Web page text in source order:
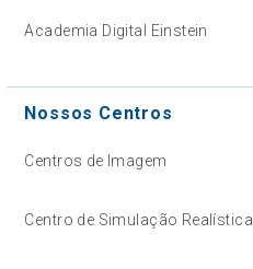
Academia Digital Einstein
Nossos Centros
Centros de Imagem
Centro de Simulação Realística